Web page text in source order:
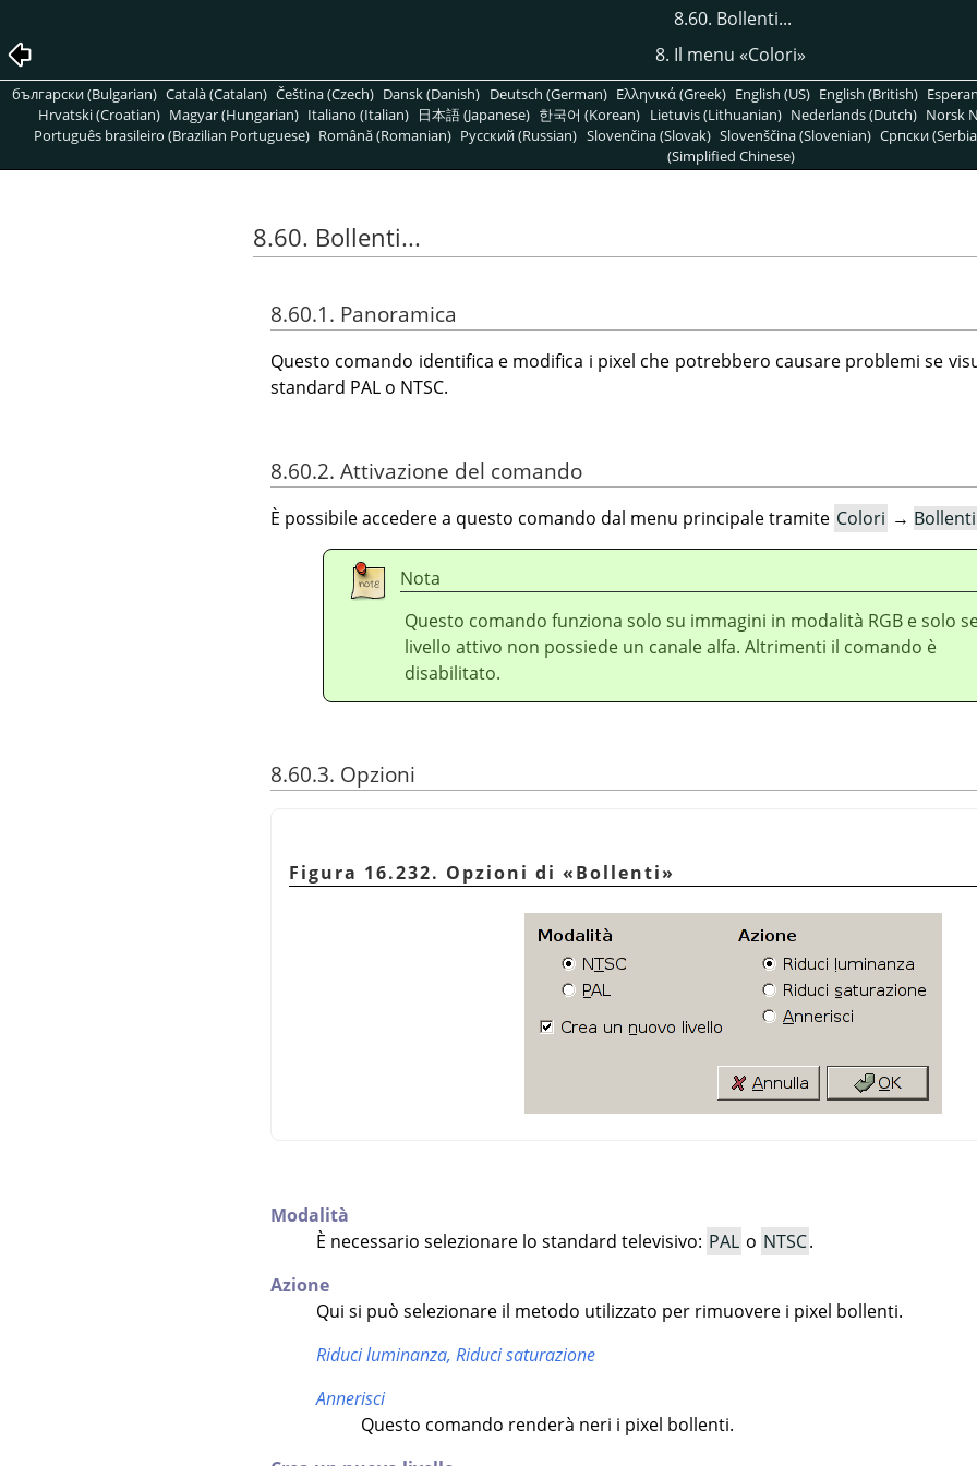
8.60. Bollenti...
8. Il menu «Colori»
български (Bulgarian) Català (Catalan) Čeština (Czech) Dansk (Danish) Deutsch (German) Ελληνικά (Greek) English (US) English (British)
Hrvatski (Croatian) Magyar (Hungarian) Italiano (Italian) 日本語 (Japanese) 한국어 (Korean) Lietuvis (Lithuanian) Nederlands (Dutch) Norsk
Português brasileiro (Brazilian Portuguese) Română (Romanian) Pусский (Russian) Slovenčina (Slovak) Slovenščina (Slovenian) Српски
(Simplified Chinese)
8.60. Bollenti...
8.60.1. Panoramica
Questo comando identifica e modifica i pixel che potrebbero causare problemi se
standard PAL o NTSC.
8.60.2. Attivazione del comando
È possibile accedere a questo comando dal menu principale tramite Colori →
Nota
Questo comando funziona solo su immagini in modalità RGB e solo
livello attivo non possiede un canale alfa. Altrimenti il comando è
disabilitato.
8.60.3. Opzioni
Figura 16.232. Opzioni di «Bollenti»
Modalità
È necessario selezionare lo standard televisivo: PAL o NTSC.
Azione
Qui si può selezionare il metodo utilizzato per rimuovere i pixel bollenti.
Riduci luminanza, Riduci saturazione
Annerisci
Questo comando renderà neri i pixel bollenti.